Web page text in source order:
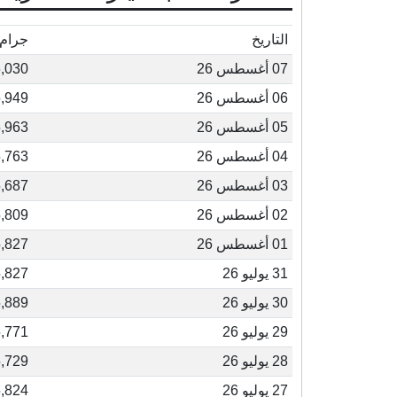
التاريخ
جرام
07 أغسطس 26
06 أغسطس 26
05 أغسطس 26
04 أغسطس 26
03 أغسطس 26
02 أغسطس 26
01 أغسطس 26
31 يوليو 26
30 يوليو 26
29 يوليو 26
28 يوليو 26
27 يوليو 26